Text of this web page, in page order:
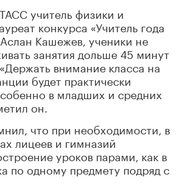
учитель физики и
конкурса «Учитель года
Кашежев, ученики не
занятия дольше 45 минут
внимание класса на
будет практически
в младших и средних
он.
что при необходимости, в
лицеев и гимназий
уроков парами, как в
по одному предмету подряд с